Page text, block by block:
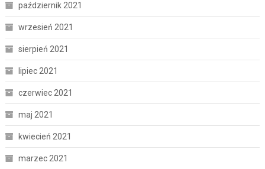
październik 2021
wrzesień 2021
sierpień 2021
lipiec 2021
czerwiec 2021
maj 2021
kwiecień 2021
marzec 2021